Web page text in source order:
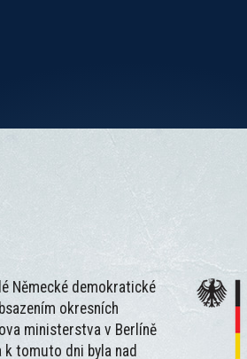
Německé demokratické
okresních
ministerstva v Berlíně
k tomuto dni byla nad